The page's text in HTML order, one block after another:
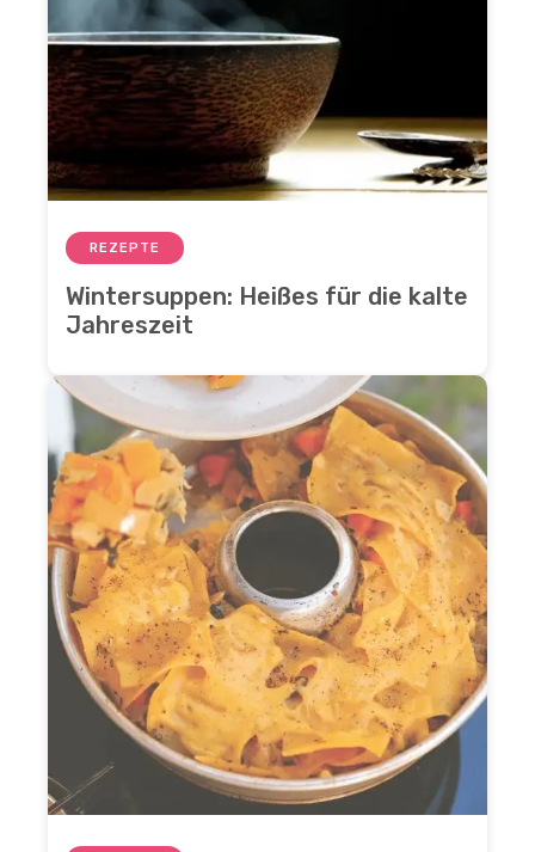
REZEPTE
Wintersuppen: Heißes für die kalte
Jahreszeit